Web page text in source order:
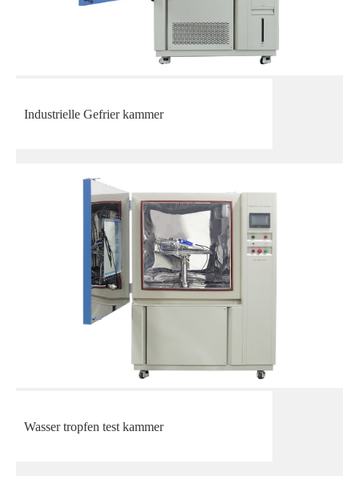
Industrielle Gefrier kammer
Wasser tropfen test kammer